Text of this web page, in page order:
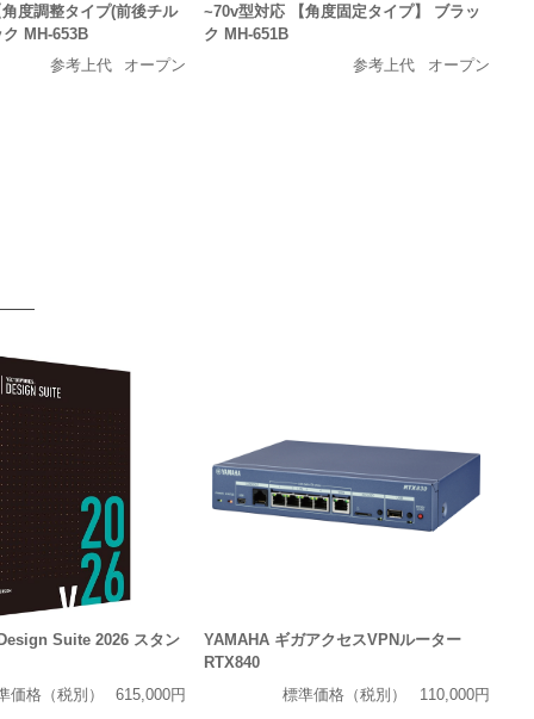
度調整タイプ(前後チル
ク MH-653B
参考上代
オープン
~70v型対応 【角度固定タイプ】 ブラッ
ク MH-651B
参考上代
オープン
Suite 2026 スタン
価格（税別）
615,000円
YAMAHA ギガアクセスVPNルーター
RTX840
標準価格（税別）
110,000円